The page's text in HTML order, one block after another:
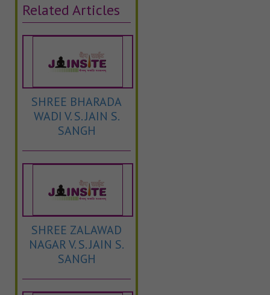
Related Articles
SHREE BHARADA
WADI V. S. JAIN S.
SANGH
SHREE ZALAWAD
NAGAR V. S. JAIN S.
SANGH